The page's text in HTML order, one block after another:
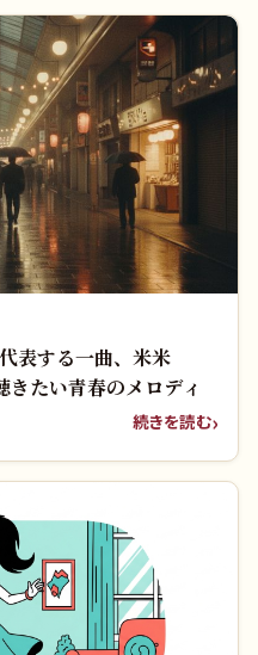
表する一曲、米米
たい青春のメロディ
続きを読む